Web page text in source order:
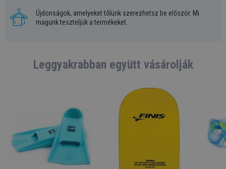
Újdonságok, amelyeket tőlünk szerezhetsz be először. Mi
magunk teszteljük a termékeket.
Leggyakrabban együtt vásárolják